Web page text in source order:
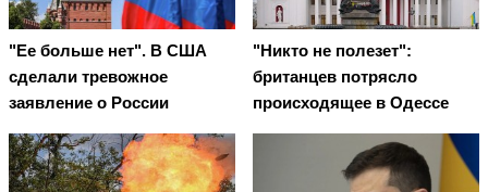
"Ее больше нет". В США
сделали тревожное
заявление о России
"Никто не полезет":
британцев потрясло
происходящее в Одессе